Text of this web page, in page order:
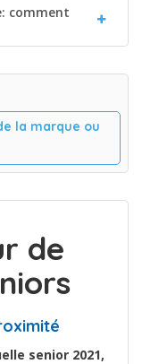
comment
la marque ou
de
senior 2021,